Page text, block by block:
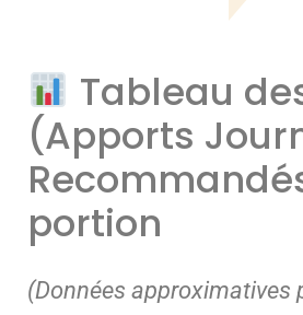
Tableau
(Apports
portion
(Données approximatives